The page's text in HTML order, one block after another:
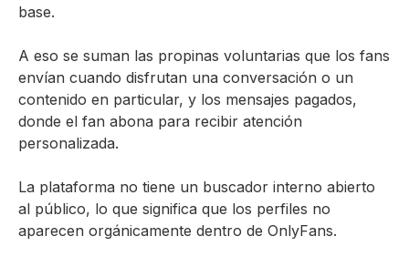
base.
A eso se suman las propinas voluntarias que los fans
envían cuando disfrutan una conversación o un
contenido en particular, y los mensajes pagados,
donde el fan abona para recibir atención
personalizada.
La plataforma no tiene un buscador interno abierto
al público, lo que significa que los perfiles no
aparecen orgánicamente dentro de OnlyFans.